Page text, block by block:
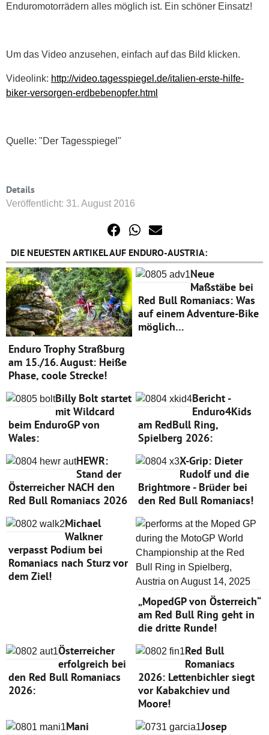
Enduromotorrädern alles möglich ist. Ein schöner Einsatz!
Um das Video anzusehen, einfach auf das Bild klicken.
Videolink: http://video.tagesspiegel.de/italien-erste-hilfe-
biker-versorgen-erdbebenopfer.html
Quelle: "Der Tagesspiegel"
Details
Veröffentlicht: 31. August 2016
DIE NEUESTEN ARTIKEL AUF ENDURO-AUSTRIA:
Enduro Trophy Straßburg
am 15./16. August: Heiße
Phase, coole Strecke!
Neue
Maßstäbe bei
Red Bull Romaniacs: Was
auf einem Adventure-Bike
möglich…
Billy Bolt startet
mit Wildcard
beim EnduroGP von
Wales:
Bericht -
Enduro4Kids
am RedBull Ring,
Spielberg 2026:
HEWR:
Stand der
Österreicher NACH den
Red Bull Romaniacs 2026
X-Grip: Dieter
Rudolf und die
Brightmore - Brüder bei
den Red Bull Romaniacs!
Michael
Walkner
verpasst Podium bei
Romaniacs nach Sturz vor
dem Ziel!
„MopedGP von Österreich“
am Red Bull Ring geht in
die dritte Runde!
Österreicher
erfolgreich bei
den Red Bull Romaniacs
2026:
Red Bull
Romaniacs
2026: Lettenbichler siegt
vor Kabakchiev und
Moore!
Mani
Josep